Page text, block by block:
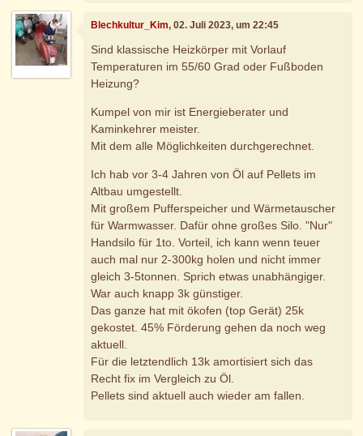
Blechkultur_Kim, 02. Juli 2023, um 22:45
Sind klassische Heizkörper mit Vorlauf
Temperaturen im 55/60 Grad oder Fußboden
Heizung?
Kumpel von mir ist Energieberater und
Kaminkehrer meister.
Mit dem alle Möglichkeiten durchgerechnet.
Ich hab vor 3-4 Jahren von Öl auf Pellets im
Altbau umgestellt.
Mit großem Pufferspeicher und Wärmetauscher
für Warmwasser. Dafür ohne großes Silo. "Nur"
Handsilo für 1to. Vorteil, ich kann wenn teuer
auch mal nur 2-300kg holen und nicht immer
gleich 3-5tonnen. Sprich etwas unabhängiger.
War auch knapp 3k günstiger.
Das ganze hat mit ökofen (top Gerät) 25k
gekostet. 45% Förderung gehen da noch weg
aktuell.
Für die letztendlich 13k amortisiert sich das
Recht fix im Vergleich zu Öl.
Pellets sind aktuell auch wieder am fallen.